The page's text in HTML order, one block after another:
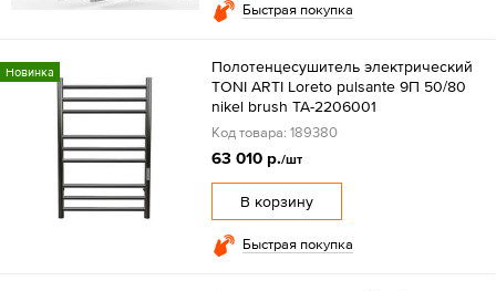
Быстрая покупка
Новинка
Полотенцесушитель электрический
TONI ARTI Loreto pulsante 9П 50/80
nikel brush TA-2206001
Код товара: 189380
63 010 р./шт
В корзину
Быстрая покупка